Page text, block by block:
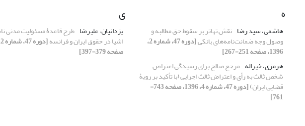
ه
هاشمی، سید رضا نقش تهاتر بر سقوط حق مطالبه و
وصول وجه ضمانت‌نامه‌های بانکی [دوره 47، شماره 2،
1396، صفحه 251-267]
هرمزی، خیراله مرجع صالح برای رسیدگی اعتراض
شخص ثالث به رأی و اعتراض ثالث اجرایی (با تأکید بر رویۀ
قضایی ایران) [دوره 47، شماره 4، 1396، صفحه 743-
761]
ی
یزدانیان، علیرضا طرح قاعدۀ مسئولیت مدنی
اشیا در حقوق ایران و فرانسه
صفحه 379-397]